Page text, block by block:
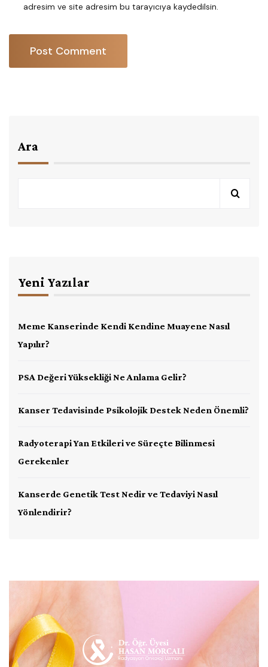
adresim ve site adresim bu tarayıcıya kaydedilsin.
Ara
Yeni Yazılar
Meme Kanserinde Kendi Kendine Muayene Nasıl
Yapılır?
PSA Değeri Yüksekliği Ne Anlama Gelir?
Kanser Tedavisinde Psikolojik Destek Neden Önemli?
Radyoterapi Yan Etkileri ve Süreçte Bilinmesi
Gerekenler
Kanserde Genetik Test Nedir ve Tedaviyi Nasıl
Yönlendirir?